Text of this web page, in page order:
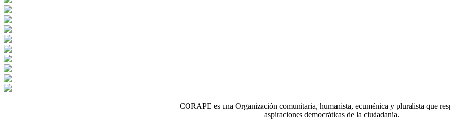
CORAPE es una Organización comunitaria, humanista, ecuménica y pluralista que
aspiraciones democráticas de la ciudadanía.